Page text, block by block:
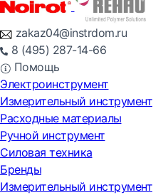
zakaz04@instrdom.ru
8 (495) 287-14-66
Помощь
Электроинструмент
Измерительный инструмент
Расходные материалы
Ручной инструмент
Силовая техника
Бренды
Измерительный инструмент